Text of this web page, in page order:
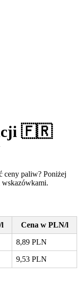
🇫🇷
ceny paliw? Poniżej
wskazówkami.
l Cena w PLN/l
8,89 PLN
9,53 PLN